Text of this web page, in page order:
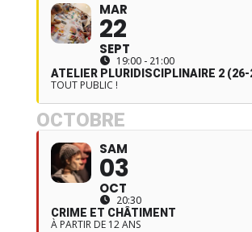
MAR
22
SEPT
19:00 - 21:00
ATELIER PLURIDISCIPLINAIRE 2
TOUT PUBLIC !
OCTOBRE
SAM
03
OCT
20:30
CRIME ET CHÂTIMENT
À PARTIR DE 12 ANS